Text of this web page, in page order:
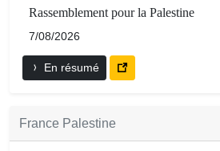
Rassemblement pour la Palestine
7/08/2026
En résumé
France Palestine